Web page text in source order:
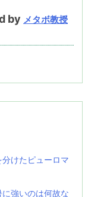
by メタボ教授
けたピューロマ
強いのは何故な